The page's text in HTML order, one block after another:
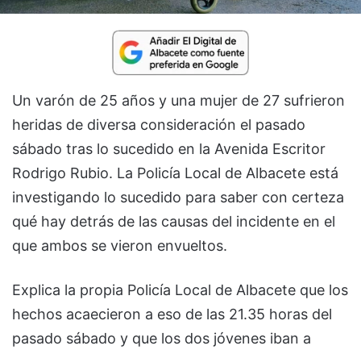
Un varón de 25 años y una mujer de 27 sufrieron
heridas de diversa consideración el pasado
sábado tras lo sucedido en la Avenida Escritor
Rodrigo Rubio. La Policía Local de Albacete está
investigando lo sucedido para saber con certeza
qué hay detrás de las causas del incidente en el
que ambos se vieron envueltos.
Explica la propia Policía Local de Albacete que los
hechos acaecieron a eso de las 21.35 horas del
pasado sábado y que los dos jóvenes iban a